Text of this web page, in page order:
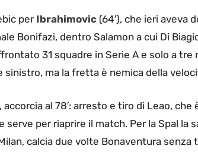
per Ibrahimovic (64′), che ieri aveva
Bonifazi, dentro Salamon a cui Di
31 squadre in Serie A e solo a tre
ma la fretta è nemica della
al 78′: arresto e tiro di Leao, che
per riaprire il match. Per la Spal la
calcia due volte Bonaventura senza